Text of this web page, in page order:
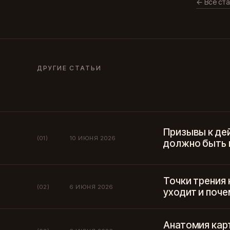
← Все
ДРУГИЕ СТАТЬИ
(01) 10 ИЮНЯ 2026
Призывы к
должно быть
(02) 6 ИЮНЯ 2026
Точки трения
уходит и
Анатомия